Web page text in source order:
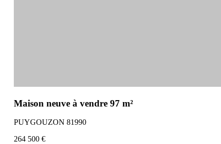
Maison neuve à vendre 97 m²
PUYGOUZON 81990
264 500 €